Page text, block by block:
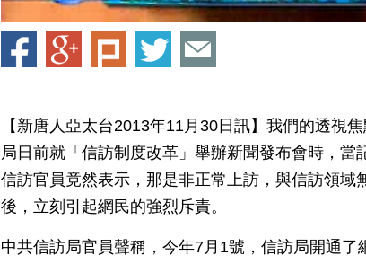
【新唐人亞太台2013年11月30日訊】我們的透視
局日前就「信訪制度改革」舉辦新聞發布會時，當
信訪官員竟然表示，那是非正常上訪，與信訪領域
後，立刻引起網民的強烈斥責。
中共信訪局官員聲稱，今年7月1號，信訪局開通了